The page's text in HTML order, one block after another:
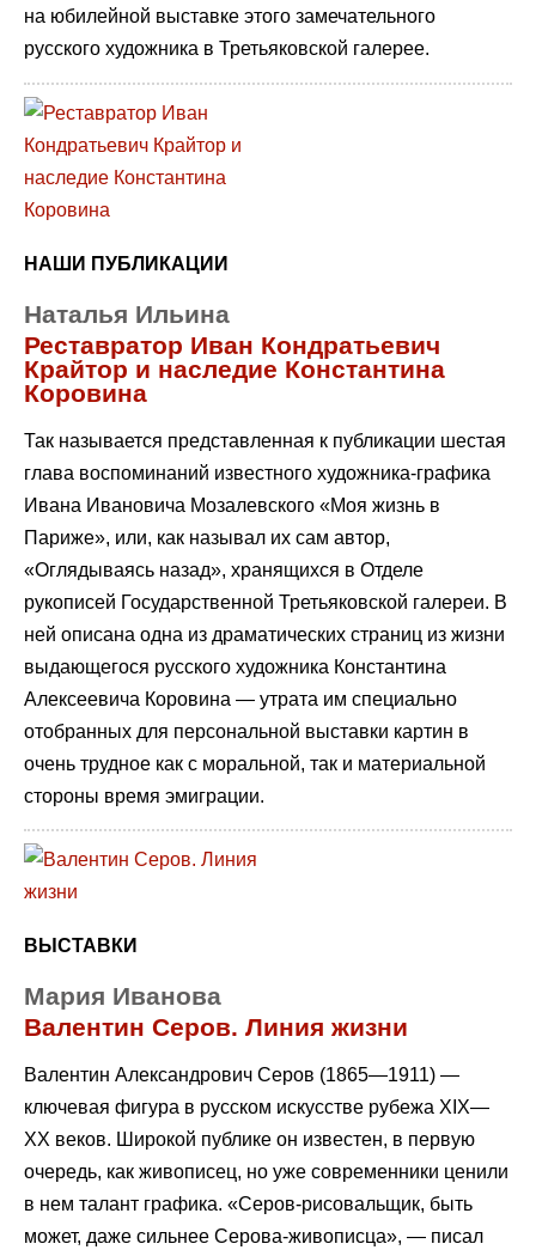
на юбилейной выставке этого замечательного
русского художника в Третьяковской галерее.
НАШИ ПУБЛИКАЦИИ
Наталья Ильина
Реставратор Иван Кондратьевич
Крайтор и наследие Константина
Коровина
Так называется представленная к публикации шестая
глава воспоминаний известного художника-графика
Ивана Ивановича Мозалевского «Моя жизнь в
Париже», или, как называл их сам автор,
«Оглядываясь назад», хранящихся в Отделе
рукописей Государственной Третьяковской галереи. В
ней описана одна из драматических страниц из жизни
выдающегося русского художника Константина
Алексеевича Коровина — утрата им специально
отобранных для персональной выставки картин в
очень трудное как с моральной, так и материальной
стороны время эмиграции.
ВЫСТАВКИ
Мария Иванова
Валентин Серов. Линия жизни
Валентин Александрович Серов (1865—1911) —
ключевая фигура в русском искусстве рубежа XIX—
XX веков. Широкой публике он известен, в первую
очередь, как живописец, но уже современники ценили
в нем талант графика. «Серов-рисовальщик, быть
может, даже сильнее Серова-живописца», — писал